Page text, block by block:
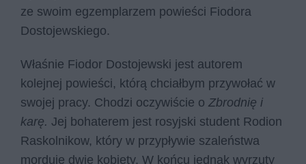
ze swoim egzemplarzem powieści Fiodora
Dostojewskiego.
Właśnie Fiodor Dostojewski jest autorem
kolejnej powieści, którą chciałbym przywołać w
swojej pracy. Chodzi oczywiście o Zbrodnię i
karę. Jej bohaterem jest rosyjski student Rodion
Raskolnikow, który w przypływie szaleństwa
morduje dwie kobiety. W końcu jednak wyrzuty